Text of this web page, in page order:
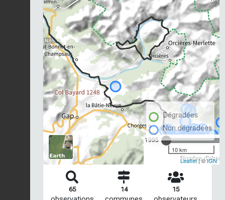
1995
Nombre
Dégradées
Non dégradées
10 km
Leaflet| ©IGN
65 14 15